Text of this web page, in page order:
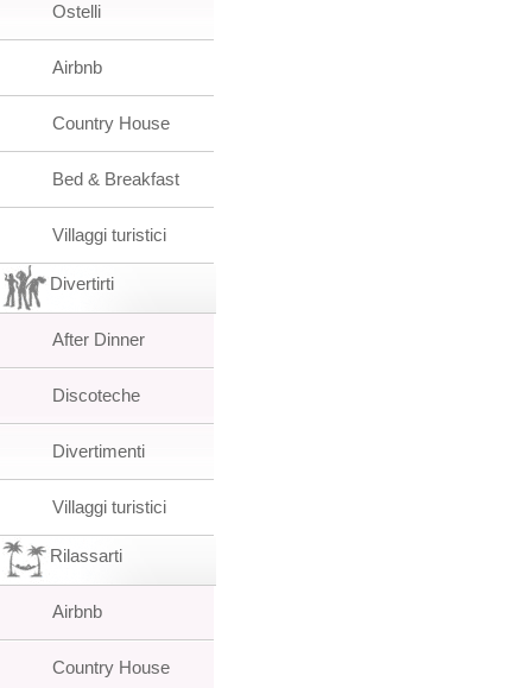
Ostelli
Airbnb
Country House
Bed & Breakfast
Villaggi turistici
Divertirti
After Dinner
Discoteche
Divertimenti
Villaggi turistici
Rilassarti
Airbnb
Country House